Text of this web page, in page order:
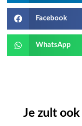
Facebook
WhatsApp
Je zult